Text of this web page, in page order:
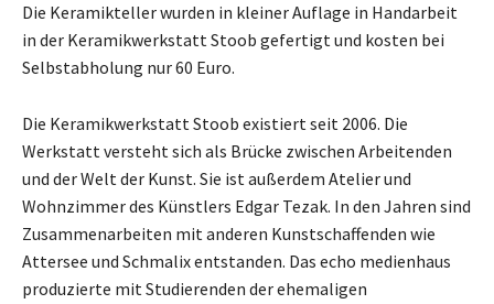
Die Keramikteller wurden in kleiner Auflage in Handarbeit
in der Keramikwerkstatt Stoob gefertigt und kosten bei
Selbstabholung nur 60 Euro.
Die Keramikwerkstatt Stoob existiert seit 2006. Die
Werkstatt versteht sich als Brücke zwischen Arbeitenden
und der Welt der Kunst. Sie ist außerdem Atelier und
Wohnzimmer des Künstlers Edgar Tezak. In den Jahren sind
Zusammenarbeiten mit anderen Kunstschaffenden wie
Attersee und Schmalix entstanden. Das echo medienhaus
produzierte mit Studierenden der ehemaligen